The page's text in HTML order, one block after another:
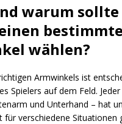
warum sollte
wählen?
Armwinkels ist
Spielers auf dem Feld.
und Unterhand – hat
für verschiedene Situationen